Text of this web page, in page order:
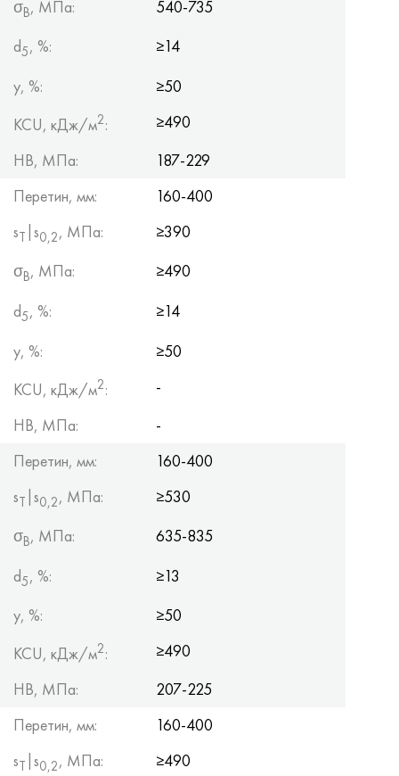
σB, МПа:
540-735
d5, %:
≥14
y, %:
≥50
KCU, кДж/м2:
≥490
HB, МПа:
187-229
Перетин, мм:
160-400
sТ |s0,2, МПа:
≥390
σB, МПа:
≥490
d5, %:
≥14
y, %:
≥50
KCU, кДж/м2:
-
HB, МПа:
-
Перетин, мм:
160-400
sТ |s0,2, МПа:
≥530
σB, МПа:
635-835
d5, %:
≥13
y, %:
≥50
KCU, кДж/м2:
≥490
HB, МПа:
207-225
Перетин, мм:
160-400
sТ |s0,2, МПа:
≥490